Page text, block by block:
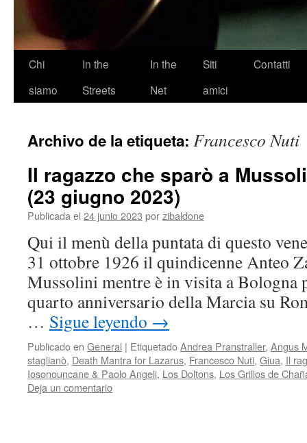
Saltar
Chi
siamo
In the
Streets
In the
Net
Siti
amici
Contatti
Archivo de la etiqueta: Francesco Nuti
Il ragazzo che sparò a
(23 giugno 2023)
Publicada el 24 junio 2023 porzibaldone
Qui il menù della puntata di questo
31 ottobre 1926 il quindicenne Anteo
Mussolini mentre è in visita a Bologna
quarto anniversario della Marcia su
… Sigue leyendo →
Publicado en General | EtiquetadoAndrea Pranstraller, Angus
staglianò, Death Mantra for Lazarus, Francesco Nuti, Giua, Il
Iosonouncane & Paolo Angeli, Los Doltons, Los Grillos de
Deja un comentario